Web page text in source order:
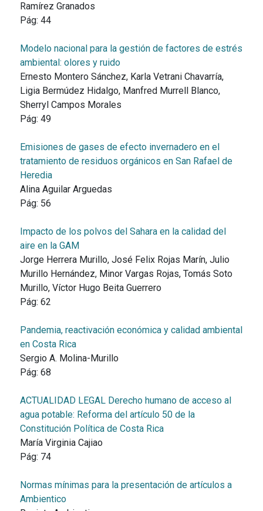
Ramírez Granados
Pág: 44
Modelo nacional para la gestión de factores de estrés
ambiental: olores y ruido
Ernesto Montero Sánchez, Karla Vetrani Chavarría,
Ligia Bermúdez Hidalgo, Manfred Murrell Blanco,
Sherryl Campos Morales
Pág: 49
Emisiones de gases de efecto invernadero en el
tratamiento de residuos orgánicos en San Rafael de
Heredia
Alina Aguilar Arguedas
Pág: 56
Impacto de los polvos del Sahara en la calidad del
aire en la GAM
Jorge Herrera Murillo, José Felix Rojas Marín, Julio
Murillo Hernández, Minor Vargas Rojas, Tomás Soto
Murillo, Víctor Hugo Beita Guerrero
Pág: 62
Pandemia, reactivación económica y calidad ambiental
en Costa Rica
Sergio A. Molina-Murillo
Pág: 68
ACTUALIDAD LEGAL Derecho humano de acceso al
agua potable: Reforma del artículo 50 de la
Constitución Política de Costa Rica
María Virginia Cajiao
Pág: 74
Normas mínimas para la presentación de artículos a
Ambientico